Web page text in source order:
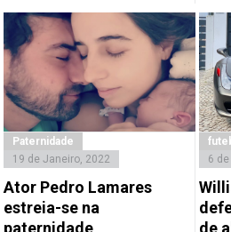
Paternidade
19 de Janeiro, 2022
Ator Pedro Lamares
estreia-se na
6